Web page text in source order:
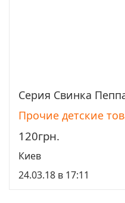
Серия Свинка
Прочие детские
120грн.
Киев
24.03.18 в 17:11